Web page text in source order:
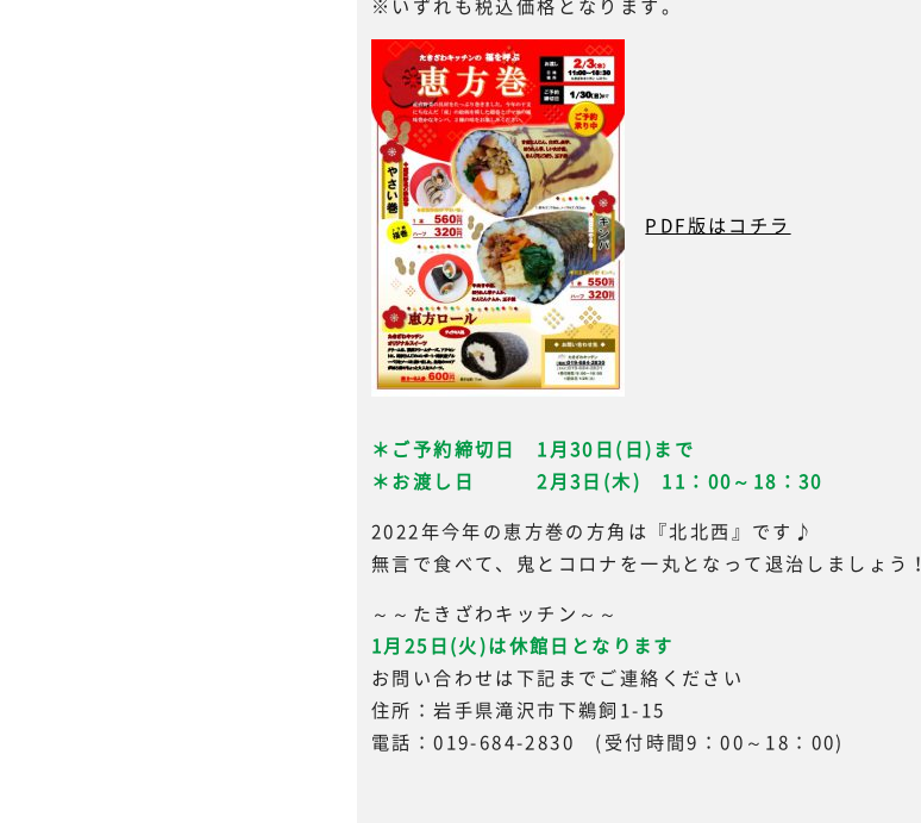
PDF版はコチラ
＊ご予約締切日 1月30日(日)まで
＊お渡し日 2月3日(木) 11：00～18：30
2022年今年の恵方巻の方角は『北北西』です♪
無言で食べて、鬼とコロナを一丸となって退治しましょう！
～～たきざわキッチン～～
1月25日(火)は休館日となります
お問い合わせは下記までご連絡ください
住所：岩手県滝沢市下鵜飼1-15
電話：019-684-2830 (受付時間9：00～18：00)